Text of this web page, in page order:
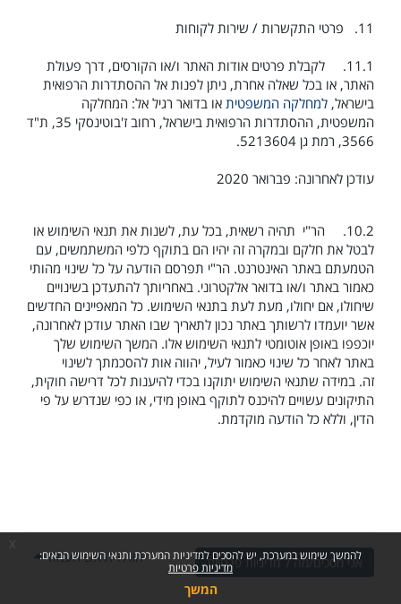
להמשך שימוש במערכת, יש להסכים למדיניות המערכת ותנאי השימוש הבאים:
מדיניות פרטיות
המשך
11. פרטי התקשרות / שירות לקוחות
11.1.
לקבלת פרטים אודות האתר ו/או הקורסים, דרך פעולת
האתר, או בכל שאלה אחרת, ניתן לפנות אל ההסתדרות הרפואית
בישראל, למחלקה המשפטית או בדואר רגיל אל: המחלקה
המשפטית, ההסתדרות הרפואית בישראל, רחוב ז'בוטינסקי 35, ת"ד
3566, רמת גן 5213604
.
עודכן לאחרונה: פברואר 2020
10.2.
הר"י תהיה רשאית, בכל עת, לשנות את תנאי השימוש או
לבטל את חלקם ובמקרה זה יהיו הם בתוקף כלפי המשתמשים, עם
הטמעתם באתר האינטרנט. הר"י תפרסם הודעה על כל שינוי מהותי
כאמור באתר ו/או בדואר אלקטרוני. באחריותך להתעדכן בשינויים
שיחולו, אם יחולו, מעת לעת בתנאי השימוש. כל המאפיינים החדשים
אשר יועמדו לרשותך באתר נכון לתאריך שבו האתר עודכן לאחרונה,
יוכפפו באופן אוטומטי לתנאי השימוש אלו. המשך השימוש שלך
באתר לאחר כל שינוי כאמור לעיל, יהווה אות להסכמתך לשינוי
זה. במידה שתנאי השימוש יתוקנו בכדי להיענות לכל דרישה חוקית,
התיקונים עשויים להיכנס לתוקף באופן מידי, או כפי שנדרש על פי
הדין, וללא כל הודעה מוקדמת.
אני מסכים/מה ל מדיניות פרטיות חזרה לראש העמוד